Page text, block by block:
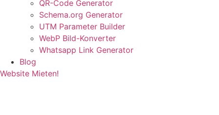
QR-Code Generator
Schema.org Generator
UTM Parameter Builder
WebP Bild-Konverter
Whatsapp Link Generator
Blog
Website Mieten!